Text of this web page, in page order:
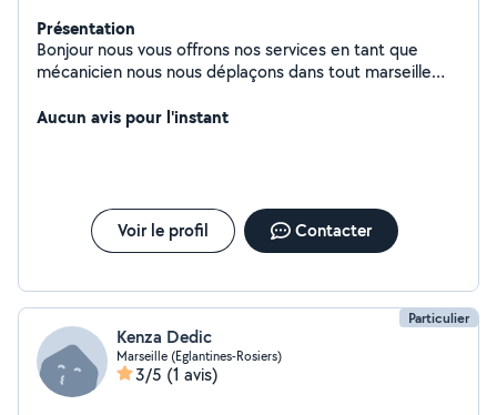
Présentation
Bonjour nous vous offrons nos services en tant que
mécanicien nous nous déplaçons dans tout marseille
professionnel et à l'écoute de mes Clients je m'occupe
Aucun avis pour l'instant
Voir le profil Contacter
Particulier
Kenza Dedic
Marseille (Eglantines-Rosiers)
3/5 (1 avis)